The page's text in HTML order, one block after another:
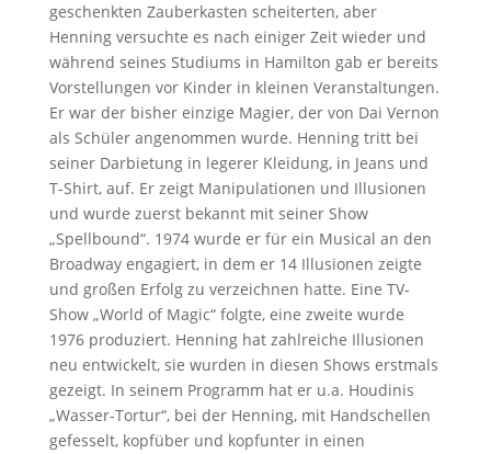
geschenkten Zauberkasten scheiterten, aber
Henning versuchte es nach einiger Zeit wieder und
während seines Studiums in Hamilton gab er bereits
Vorstellungen vor Kinder in kleinen Veranstaltungen.
Er war der bisher einzige Magier, der von Dai Vernon
als Schüler angenommen wurde. Henning tritt bei
seiner Darbietung in legerer Kleidung, in Jeans und
T-Shirt, auf. Er zeigt Manipulationen und Illusionen
und wurde zuerst bekannt mit seiner Show
„Spellbound“. 1974 wurde er für ein Musical an den
Broadway engagiert, in dem er 14 Illusionen zeigte
und großen Erfolg zu verzeichnen hatte. Eine TV-
Show „World of Magic“ folgte, eine zweite wurde
1976 produziert. Henning hat zahlreiche Illusionen
neu entwickelt, sie wurden in diesen Shows erstmals
gezeigt. In seinem Programm hat er u.a. Houdinis
„Wasser-Tortur“, bei der Henning, mit Handschellen
gefesselt, kopfüber und kopfunter in einen